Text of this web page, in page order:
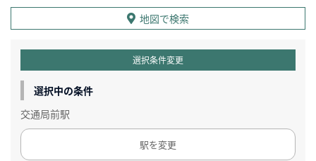
地図で検索
選択条件変更
選択中の条件
交通局前駅
駅を変更